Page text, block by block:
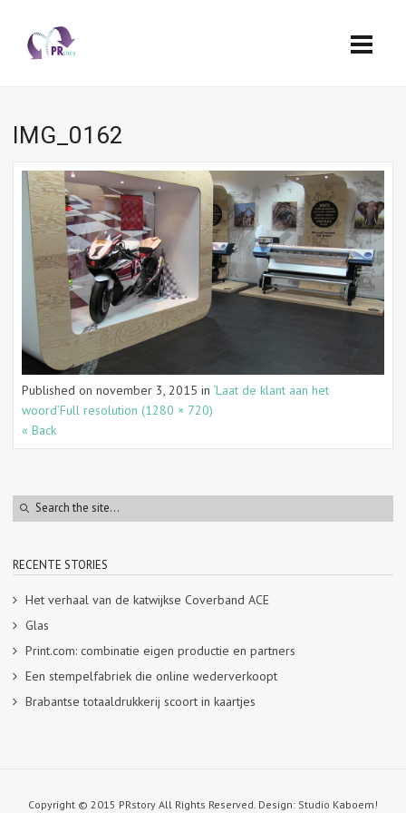
IMG_0162
Published on november 3, 2015 in ‘Laat de klant aan het
woord’Full resolution (1280 × 720)
« Back
RECENTE STORIES
Het verhaal van de katwijkse Coverband ACE
Glas
Print.com: combinatie eigen productie en partners
Een stempelfabriek die online wederverkoopt
Brabantse totaaldrukkerij scoort in kaartjes
Copyright © 2015 PRstory All Rights Reserved. Design: Studio Kaboem!